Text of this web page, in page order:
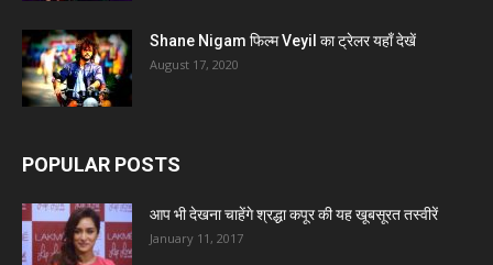
Shane Nigam फिल्म Veyil का ट्रेलर यहाँ देखें
August 17, 2020
POPULAR POSTS
आप भी देखना चाहेंगे श्रद्धा कपूर की यह खूबसूरत तस्वीरें
January 11, 2017